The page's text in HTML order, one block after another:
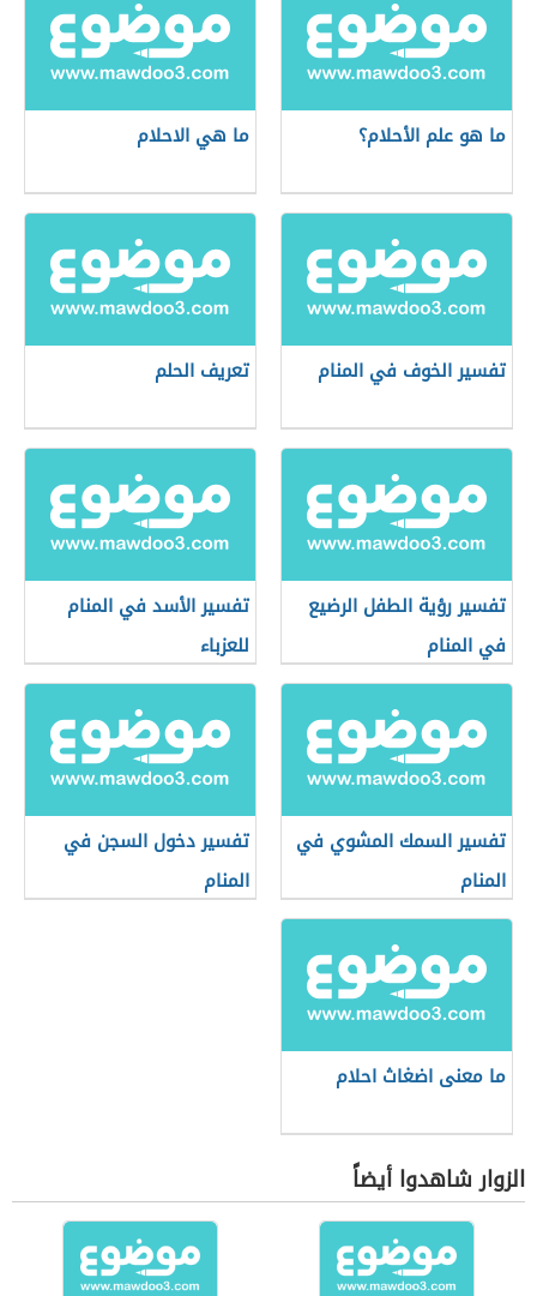
ما هو علم الأحلام؟ ما هي الاحلام
تفسير الخوف في المنام تعريف الحلم
تفسير رؤية الطفل الرضيع
في المنام
تفسير الأسد في المنام
للعزباء
تفسير السمك المشوي في
المنام
تفسير دخول السجن في
المنام
ما معنى اضغاث احلام
الزوار شاهدوا أيضاً